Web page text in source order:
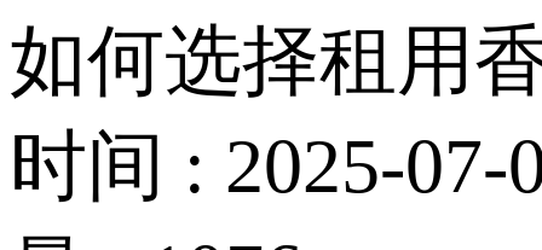
如何选择租用
时间 : 2025-07-